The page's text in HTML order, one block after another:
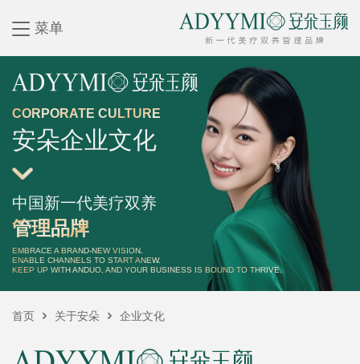
菜单
CORPORATE CULTURE
安朵企业文化
中国新一代美疗双养
管理品牌
EMBRACE A BRAND-NEW VISION.
ENABLE CHANNELS TO START ANEW.
KEEP UP WITH ANDUO, AND YOUR BUSINESS IS BOUND TO THRIVE.
首页 关于安朵 企业文化